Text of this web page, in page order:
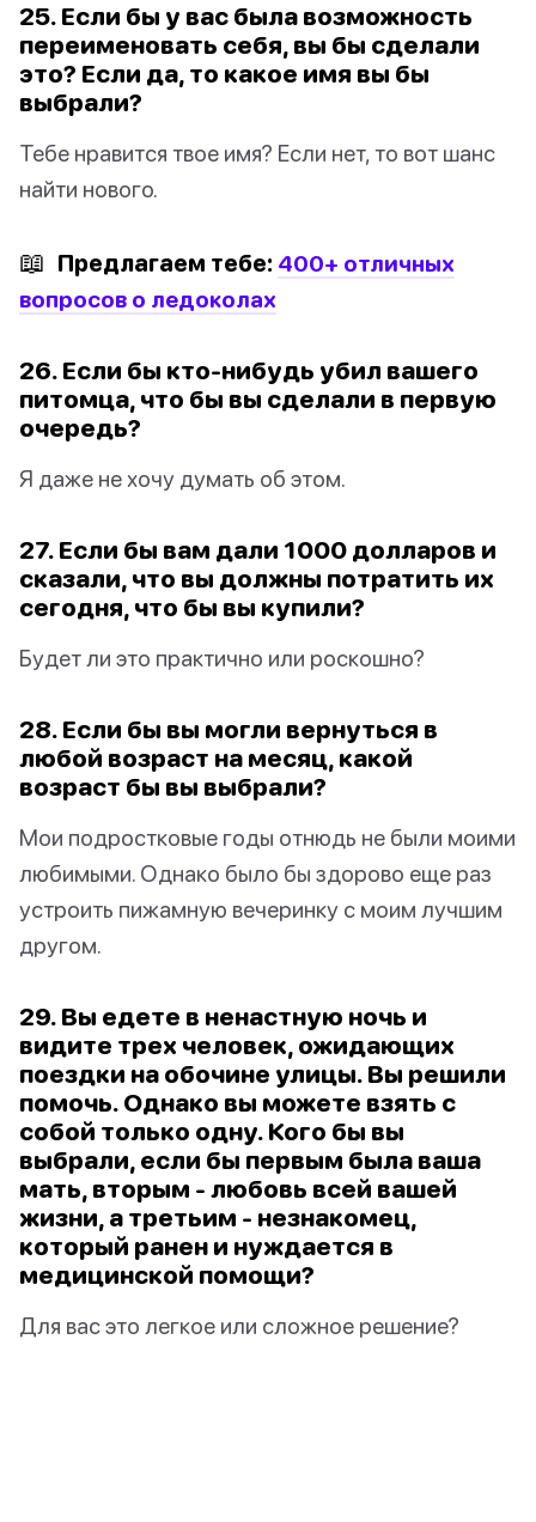
25. Если бы у вас была возможность
переименовать себя, вы бы сделали
это? Если да, то какое имя вы бы
выбрали?
Тебе нравится твое имя? Если нет, то вот шанс
найти нового.
📖 Предлагаем тебе: 400+ отличных
вопросов о ледоколах
26. Если бы кто-нибудь убил вашего
питомца, что бы вы сделали в первую
очередь?
Я даже не хочу думать об этом.
27. Если бы вам дали 1000 долларов и
сказали, что вы должны потратить их
сегодня, что бы вы купили?
Будет ли это практично или роскошно?
28. Если бы вы могли вернуться в
любой возраст на месяц, какой
возраст бы вы выбрали?
Мои подростковые годы отнюдь не были моими
любимыми. Однако было бы здорово еще раз
устроить пижамную вечеринку с моим лучшим
другом.
29. Вы едете в ненастную ночь и
видите трех человек, ожидающих
поездки на обочине улицы. Вы решили
помочь. Однако вы можете взять с
собой только одну. Кого бы вы
выбрали, если бы первым была ваша
мать, вторым - любовь всей вашей
жизни, а третьим - незнакомец,
который ранен и нуждается в
медицинской помощи?
Для вас это легкое или сложное решение?